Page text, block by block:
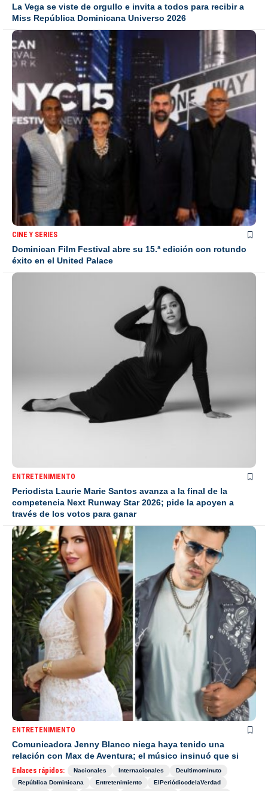
La Vega se viste de orgullo e invita a todos para recibir a
Miss República Dominicana Universo 2026
CINE Y SERIES
Dominican Film Festival abre su 15.ª edición con rotundo
éxito en el United Palace
ENTRETENIMIENTO
Periodista Laurie Marie Santos avanza a la final de la
competencia Next Runway Star 2026; pide la apoyen a
través de los votos para ganar
ENTRETENIMIENTO
Comunicadora Jenny Blanco niega haya tenido una
relación con Max de Aventura; el músico insinuó que si
Enlaces rápidos: Nacionales Internacionales
Deultimominuto
República Dominicana
Entretenimiento
ElPeriódicodelaVerdad